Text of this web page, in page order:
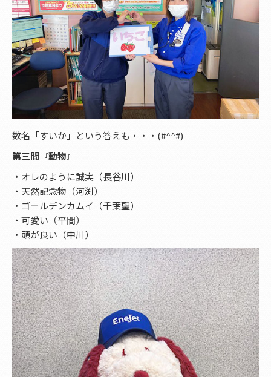
数名「すいか」という答えも・・・(#^^#)
第三問『動物』
・オレのように誠実（長谷川）
・天然記念物（河渕）
・ゴールデンカムイ（千葉聖）
・可愛い（平間）
・頭が良い（中川）